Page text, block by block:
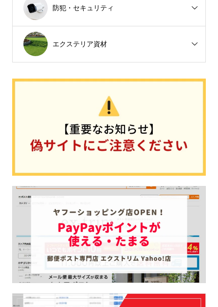
防犯・セキュリティ
エクステリア資材